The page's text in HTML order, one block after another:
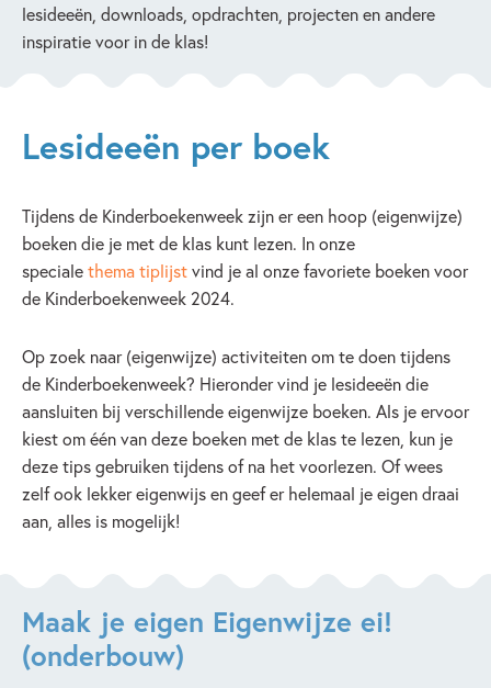
lesideeën, downloads, opdrachten, projecten en andere
inspiratie voor in de klas!
Lesideeën per boek
Tijdens de Kinderboekenweek zijn er een hoop (eigenwijze)
boeken die je met de klas kunt lezen. In onze
specialethema tiplijstvind je al onze favoriete boeken voor
de Kinderboekenweek 2024.
Op zoek naar (eigenwijze) activiteiten om te doen tijdens
de Kinderboekenweek? Hieronder vind je lesideeën die
aansluiten bij verschillende eigenwijze boeken. Als je ervoor
kiest om één van deze boeken met de klas te lezen, kun je
deze tips gebruiken tijdens of na het voorlezen. Of wees
zelf ook lekker eigenwijs en geef er helemaal je eigen draai
aan, alles is mogelijk!
Maak je eigen Eigenwijze ei!
(onderbouw)